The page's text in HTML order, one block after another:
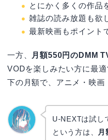
とにかく多くの作品
雑誌の読み放題も欲
最新映画もポイント
一方、 月額550円のDMM
VODを楽しみたい方に最
下の月額で、アニメ・映画
U-NEXTは試し
という方は、